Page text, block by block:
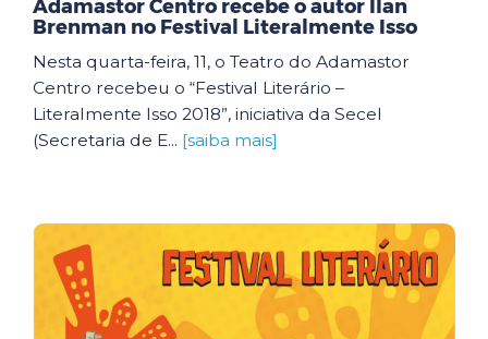
Adamastor Centro recebe o autor Ilan
Brenman no Festival Literalmente Isso
Nesta quarta-feira, 11, o Teatro do Adamastor
Centro recebeu o “Festival Literário –
Literalmente Isso 2018”, iniciativa da Secel
(Secretaria de E... [saiba mais]